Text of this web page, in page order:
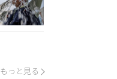
もっと見る